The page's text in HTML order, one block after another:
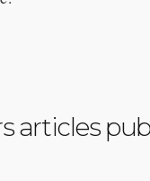
articles